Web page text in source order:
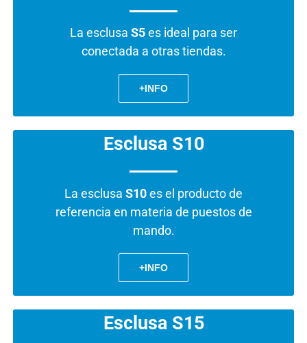
La esclusa S5es ideal para ser
conectada a otras tiendas.
+INFO
Esclusa S10
La esclusa S10es el producto de
referencia en materia de puestos de
mando.
+INFO
Esclusa S15